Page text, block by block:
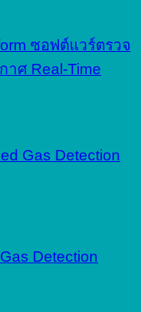
ซอฟต์แวร์ตรวจ
ศ Real-Time
Gas Detection
Detection